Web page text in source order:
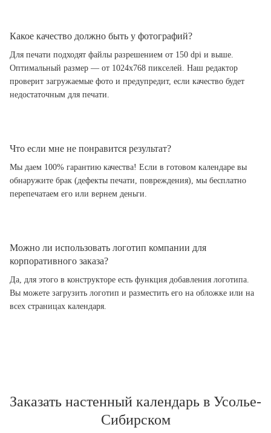
Какое качество должно быть у фотографий?
Для печати подходят файлы разрешением от 150 dpi и выше.
Оптимальный размер — от 1024x768 пикселей. Наш редактор
проверит загружаемые фото и предупредит, если качество будет
недостаточным для печати.
Что если мне не понравится результат?
Мы даем 100% гарантию качества! Если в готовом календаре вы
обнаружите брак (дефекты печати, повреждения), мы бесплатно
перепечатаем его или вернем деньги.
Можно ли использовать логотип компании для
корпоративного заказа?
Да, для этого в конструкторе есть функция добавления логотипа.
Вы можете загрузить логотип и разместить его на обложке или на
всех страницах календаря.
Заказать настенный календарь в Усолье-
Сибирском